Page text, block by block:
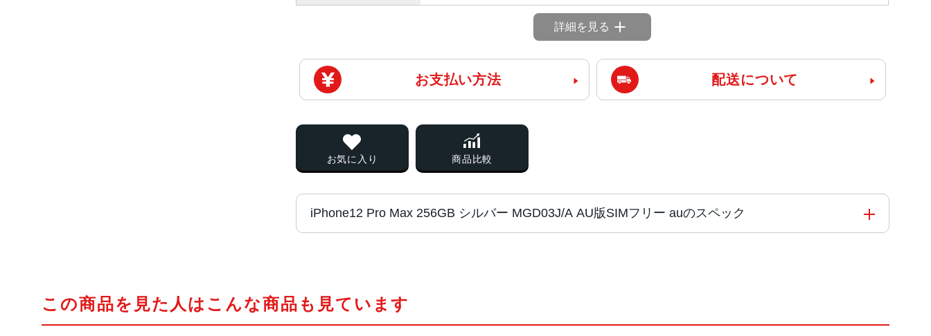
詳細を見る
お支払い方法 配送について
お気に入り 商品比較
iPhone12 Pro Max 256GB シルバー MGD03J/A AU版SIMフリー auのスペック
通信規格 CDMA方式, GSM方式, UMTS方式
この商品を見た人はこんな商品も見ています